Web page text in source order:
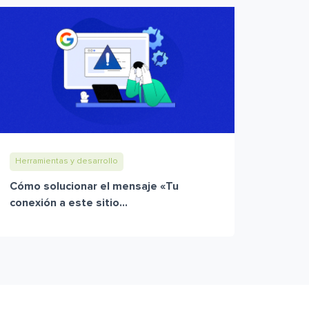
Herramientas y desarrollo
Cómo solucionar el mensaje «Tu
conexión a este sitio...